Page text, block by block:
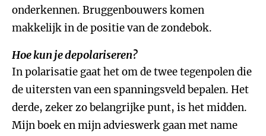
onderkennen. Bruggenbouwers komen
makkelijk in de positie van de zondebok.
Hoe kun je depolariseren?
In polarisatie gaat het om de twee tegenpolen die
de uitersten van een spanningsveld bepalen. Het
derde, zeker zo belangrijke punt, is het midden.
Mijn boek en mijn advieswerk gaan met name